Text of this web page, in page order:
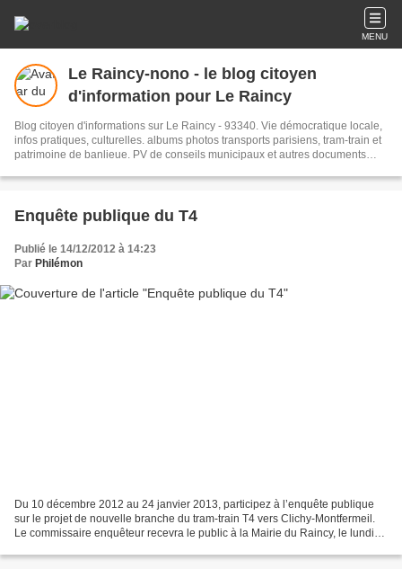
MENU
Le Raincy-nono - le blog citoyen
d'information pour Le Raincy
Blog citoyen d'informations sur Le Raincy - 93340. Vie démocratique locale,
infos pratiques, culturelles. albums photos transports parisiens, tram-train et
patrimoine de banlieue. PV de conseils municipaux et autres documents
Enquête publique du T4
Publié le 14/12/2012 à 14:23
Par Philémon
Du 10 décembre 2012 au 24 janvier 2013, participez à l’enquête publique
sur le projet de nouvelle branche du tram-train T4 vers Clichy-Montfermeil.
Le commissaire enquêteur recevra le public à la Mairie du Raincy, le lundi